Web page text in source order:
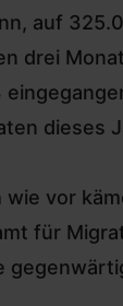
auf
drei
dieses
vor
für